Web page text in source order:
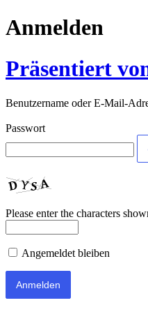
Anmelden
Präsentiert
Benutzername oder E-Mail-
Passwort
Please enter the characters
Angemeldet bleiben